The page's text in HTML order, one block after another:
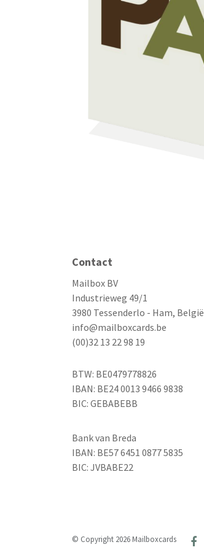
Contact
Mailbox BV
Industrieweg 49/1
3980 Tessenderlo - Ham, België
info@mailboxcards.be
(00)32 13 22 98 19
BTW: BE0479778826
IBAN: BE24 0013 9466 9838
BIC: GEBABEBB
Bank van Breda
IBAN: BE57 6451 0877 5835
BIC: JVBABE22
© Copyright 2026 Mailboxcards